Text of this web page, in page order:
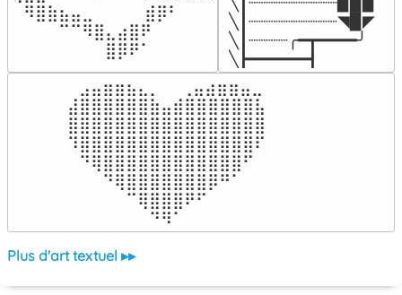
⠀⠻⣿⣷⣦⣤⣀⠀⠀⠀ ⠀⣾⡿⠃⠀
⠀⠀⠀⠀⠉⠉⠻⣿⣄⣴⣿⠟⠀⠀⠀
⠀⠀⠀⠀⠀⠀⠀⠀⣿⡿⠟⠁⠀⠀⠀
╲┃┈┈┈┈┈┈┈┈┈◥▉◤
╲┃┈┈┈┈╭━┳━━━━╯
╲┣━━━━━━┫﻿
⠀⣠⣤⣶⣶⣦⣄⡀  ⠀⢀⣤⣴⣶⣶⣤⣀⠀
⣼⣿⣿⣿⣿⣿⣿⣷⣤⣾⣿⣿⣿⣿⣿⣿⣧
⣿⣿⣿⣿⣿⣿⣿⣿⣿⣿⣿⣿⣿⣿⣿⣿⣿
⠹⣿⣿⣿⣿⣿⣿⣿⣿⣿⣿⣿⣿⣿⣿⣿⠏
⠀⠙⢿⣿⣿⣿⣿⣿⣿⣿⣿⣿⣿⣿⣿⠋⠀
⠀⠀⠀⠙⢿⣿⣿⣿⣿⣿⣿⣿⡿⠛⠁⠀⠀
⠀⠀⠀⠀⠀⠉⢿⣿⣿⣿⠟⠋⠀⠀⠀⠀⠀
⠀⠀⠀⠀⠀⠀⠀⠙⠻⠁⠀⠀⠀⠀⠀⠀⠀⠀⠀⠀⠀⠀⠀
Plus d'art textuel ▸▸